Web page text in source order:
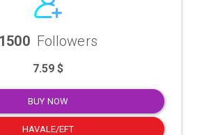
1500 Followers
7.59 $
BUY NOW
HAVALE/EFT